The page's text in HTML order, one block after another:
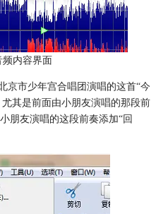
频内容界面
京市少年宫合唱团演唱的这首“今
其是前面由小朋友演唱的那段前
朋友演唱的这段前奏添加“回